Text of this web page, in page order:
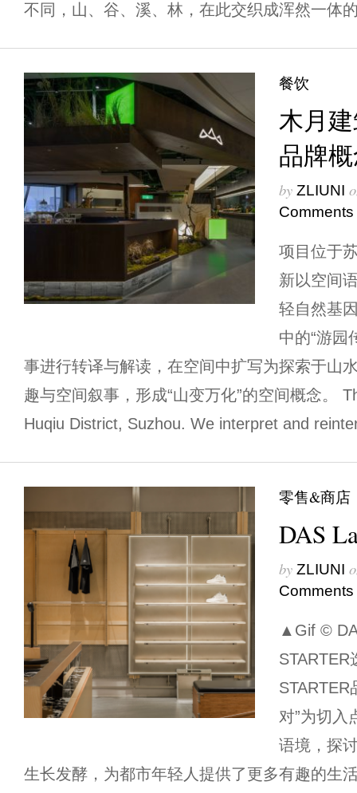
不同，山、谷、溪、林，在此交织成浑然一体
餐饮
木月
品牌
by ZLIUNI
Comments
项目位于
新以空间
轻自然基
中的“游园
事进行转译与解读，在空间中扩写为探索于山
趣与空间叙事，形成“山变万化”的空间概念。
Huqiu District, Suzhou. We interpret and
零售&商店
DAS
by ZLIUNI
Comments
▲Gif ©
STARTER
对”为切入
语境，探
生长发酵，为都市年轻人提供了更多有趣的生